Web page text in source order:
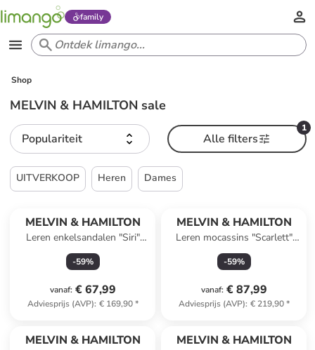
family
Shop
MELVIN & HAMILTON sale
Populariteit
1
Alle filters
UITVERKOOP Heren Dames
MELVIN & HAMILTON
Leren enkelsandalen "Siri"
lichtbruin
-59%
vanaf: € 67,99
Adviesprijs (AVP): € 169,90*
MELVIN & HAMILTON
Leren mocassins "Scarlett"
zwart
-59%
vanaf: € 87,99
Adviesprijs (AVP): € 219,90*
MELVIN & HAMILTON MELVIN & HAMILTON